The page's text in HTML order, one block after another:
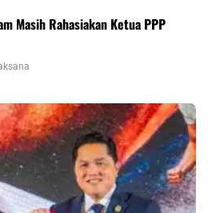
Masih Rahasiakan Ketua PPP